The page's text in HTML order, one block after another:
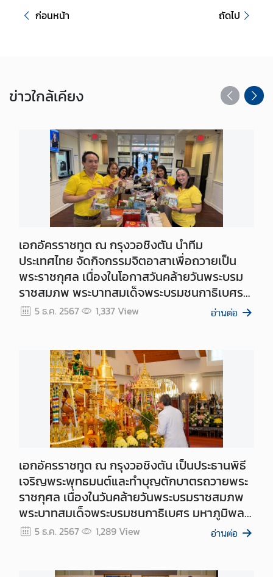
ห
ก
ง
สุ
ล
ใ
จ
ข่
า
ก่อนหน้า ถัดไป
ข่าวใกล้เคียง
เอกอัครราชทูต ณ กรุงวอชิงตัน นำทีม
ประเทศไทย จัดกิจกรรมจิตอาสาเพื่อถวายเป็น
พระราชกุศล เนื่องในโอกาสวันคล้ายวันพระบรม
ราชสมภพ พระบาทสมเด็จพระบรมชนกาธิเบศร
มหาภูมิพลอดุลยเดชมหาราช บรมนาถบพิตร วัน
5 ธ.ค. 2567 1,337View อ่านต่อ
เอกอัครราชทูต ณ กรุงวอชิงตัน เป็นประธานพิธี
เจริญพระพุทธมนต์และทำบุญตักบาตรถวายพระ
ราชกุศล เนื่องในวันคล้ายวันพระบรมราชสมภพ
พระบาทสมเด็จพระบรมชนกาธิเบศร มหาภูมิพล
อดุลยเดชมหาราช บรมนาถบพิตร วันชาติ และวัน
5 ธ.ค. 2567 1,289View อ่านต่อ